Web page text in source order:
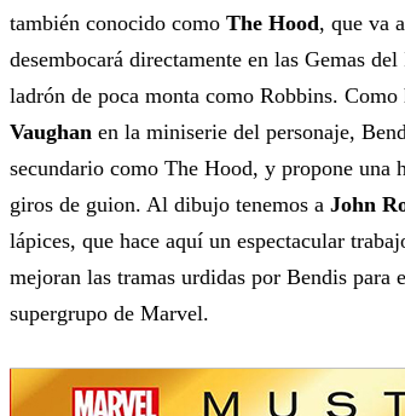
también conocido como The Hood, que va
desembocará directamente en las Gemas
ladrón de poca monta como Robbins.
Vaughan en la miniserie del personaje,
secundario como The Hood, y propone una
giros de guion. Al dibujo tenemos a John
lápices, que hace aquí un espectacular
mejoran las tramas urdidas por Bendis para
supergrupo de Marvel.